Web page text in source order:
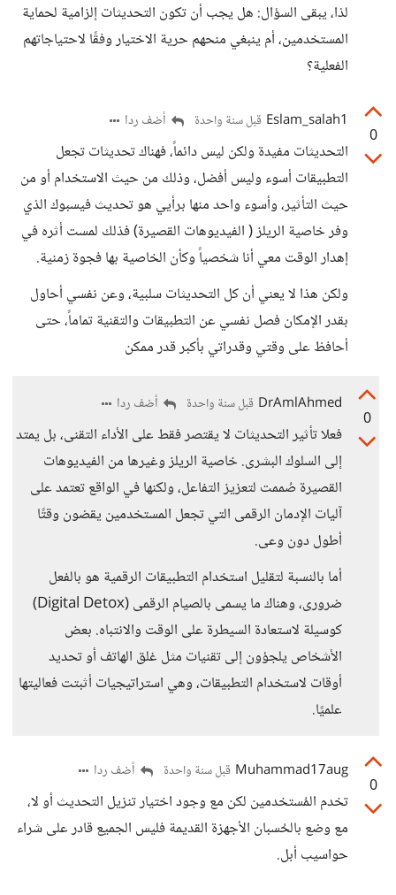
لذا، يبقى السؤال: هل يجب أن تكون التحديثات إلزامية لحماية
المستخدمين، أم ينبغي منحهم حرية الاختيار وفقًا لاحتياجاتهم
الفعلية؟
0
Eslam_salah1 قبل سنة واحدة أضف ردا
التحديثات مفيدة ولكن ليس دائماً، فهناك تحديثات تجعل
التطبيقات أسوء وليس أفضل، وذلك من حيث الاستخدام أو من
حيث التأثير، وأسوء واحد منها برأيي هو تحديث فيسبوك الذي
وفر خاصية الريلز ( الفيديوهات القصيرة) فذلك لمست أثره في
إهدار الوقت معي أنا شخصياً وكأن الخاصية بها فجوة زمنية.
ولكن هذا لا يعني أن كل التحديثات سلبية، وعن نفسي أحاول
بقدر الإمكان فصل نفسي عن التطبيقات والتقنية تماماً، حتى
أحافظ على وقتي وقدراتي بأكبر قدر ممكن
0
DrAmlAhmed قبل سنة واحدة أضف ردا
فعلا تأثير التحديثات لا يقتصر فقط على الأداء التقنى، بل يمتد
إلى السلوك البشرى. خاصية الريلز وغيرها من الفيديوهات
القصيرة صُممت لتعزيز التفاعل، ولكنها في الواقع تعتمد على
آليات الإدمان الرقمى التي تجعل المستخدمين يقضون وقتًا
أطول دون وعى.
أما بالنسبة لتقليل استخدام التطبيقات الرقمية هو بالفعل
ضرورى، وهناك ما يسمى بالصيام الرقمى (Digital Detox)
كوسيلة لاستعادة السيطرة على الوقت والانتباه. بعض
الأشخاص يلجؤون إلى تقنيات مثل غلق الهاتف أو تحديد
أوقات لاستخدام التطبيقات، وهي استراتيجيات أثبتت فعاليتها
علميًا.
0
Muhammad17aug قبل سنة واحدة أضف ردا
تخدم المُستخدمين لكن مع وجود اختيار تنزيل التحديث أو لا،
مع وضع بالحُسبان الأجهزة القديمة فليس الجميع قادر على شراء
حواسيب أبل.